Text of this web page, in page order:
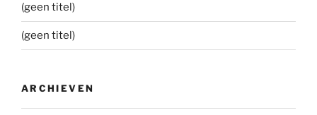
(geen titel)
(geen titel)
ARCHIEVEN